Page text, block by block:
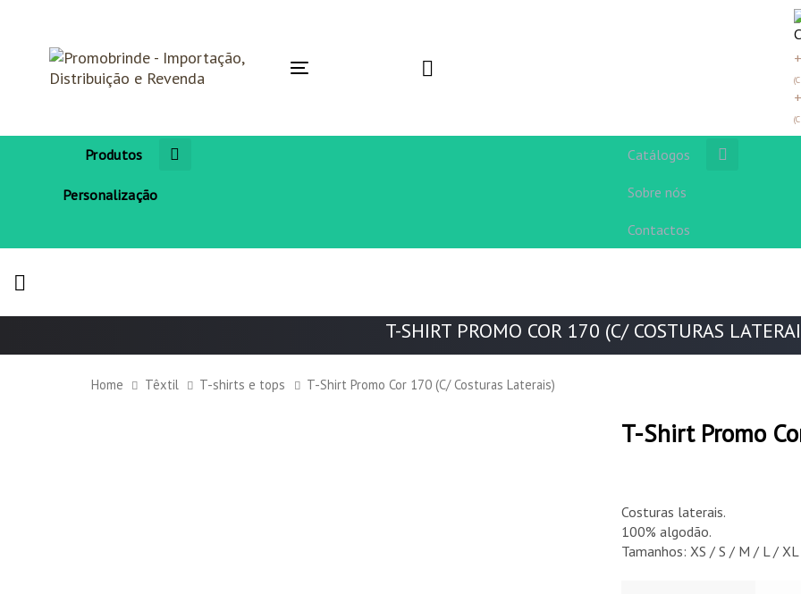
Toggle
Produtos
Personalização
Catálogos
Sobre nós
Contactos
T-SHIRT PROMO COR 170 (C/ COSTURAS
Home Têxtil T-shirts e tops T-Shirt Promo Cor 170 (C/ Costuras Laterais)
T-Shirt Promo
Costuras laterais.
100% algodão.
Tamanhos: XS / S / M / L / XL